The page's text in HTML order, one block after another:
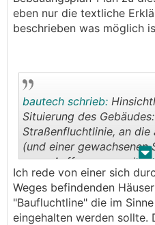
eben nur die textliche
beschrieben was möglich
. .
bautech schrieb:
Situierung des
Straßenfluchtlinie, an
(und einer gewachsenen
eurer Auffassung nach
Rechtlich relevant ist
Straßenfluchtlinie,
Nachbar muss sich
Ich rede von einer sich
Weges befindenden
"Baufluchtline" die im
eingehalten werden sollte.